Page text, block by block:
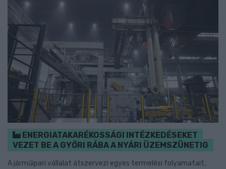
ENERGIATAKARÉKOSSÁGI INTÉZKEDÉSEKET
VEZET BE A GYŐRI RÁBA A NYÁRI ÜZEMSZÜNETIG
A járműipari vállalat átszervezi egyes termelési folyamatait,